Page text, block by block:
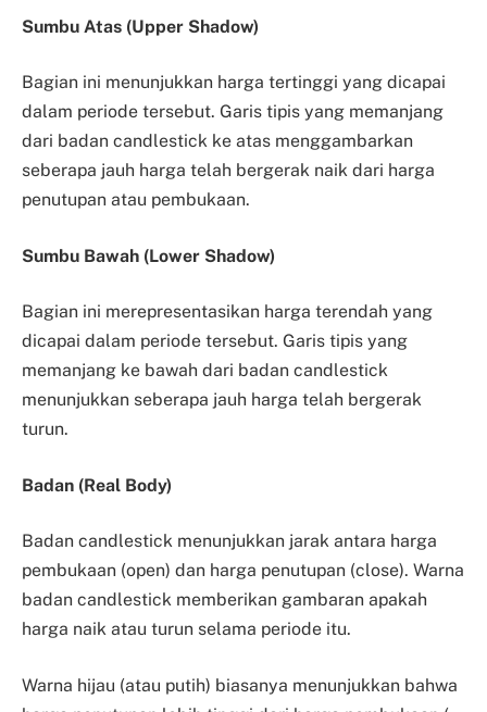
Sumbu Atas (Upper Shadow)
Bagian ini menunjukkan harga tertinggi yang dicapai
dalam periode tersebut. Garis tipis yang memanjang
dari badan candlestick ke atas menggambarkan
seberapa jauh harga telah bergerak naik dari harga
penutupan atau pembukaan.
Sumbu Bawah (Lower Shadow)
Bagian ini merepresentasikan harga terendah yang
dicapai dalam periode tersebut. Garis tipis yang
memanjang ke bawah dari badan candlestick
menunjukkan seberapa jauh harga telah bergerak
turun.
Badan (Real Body)
Badan candlestick menunjukkan jarak antara harga
pembukaan (open) dan harga penutupan (close). Warna
badan candlestick memberikan gambaran apakah
harga naik atau turun selama periode itu.
Warna hijau (atau putih) biasanya menunjukkan bahwa